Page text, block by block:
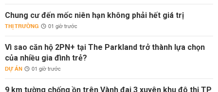
Chung cư đến mốc niên hạn không phải hết giá trị
THỊ TRƯỜNG 01 giờ trước
Vì sao căn hộ 2PN+ tại The Parkland trở thành lựa chọn
của nhiều gia đình trẻ?
DỰ ÁN 01 giờ trước
9 km tường chống ồn trên Vành đai 3 xuyên khu đô thị TP